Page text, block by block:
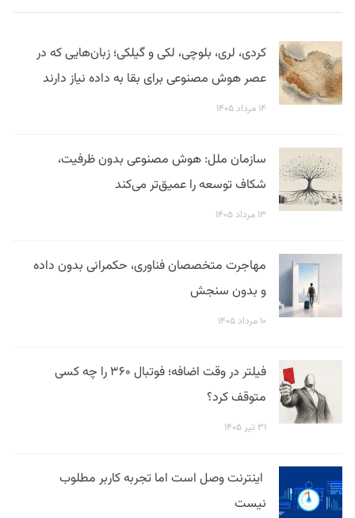
کردی، لری، بلوچی، لکی و گیلکی؛ زبان‌هایی که در
عصر هوش مصنوعی برای بقا به داده نیاز دارند
۱۴ مرداد ۱۴۰۵
سازمان ملل: هوش مصنوعی بدون ظرفیت،
شکاف توسعه را عمیق‌تر می‌کند
۱۳ مرداد ۱۴۰۵
مهاجرت متخصصان فناوری، حکمرانی بدون داده
و بدون سنجش
۱۰ مرداد ۱۴۰۵
فیلتر در وقت اضافه؛ فوتبال ۳۶۰ را چه کسی
متوقف کرد؟
۳۱ تیر ۱۴۰۵
اینترنت وصل است اما تجربه کاربر مطلوب
نیست